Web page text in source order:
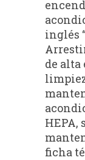
inglés
de alta
HEPA,
ficha